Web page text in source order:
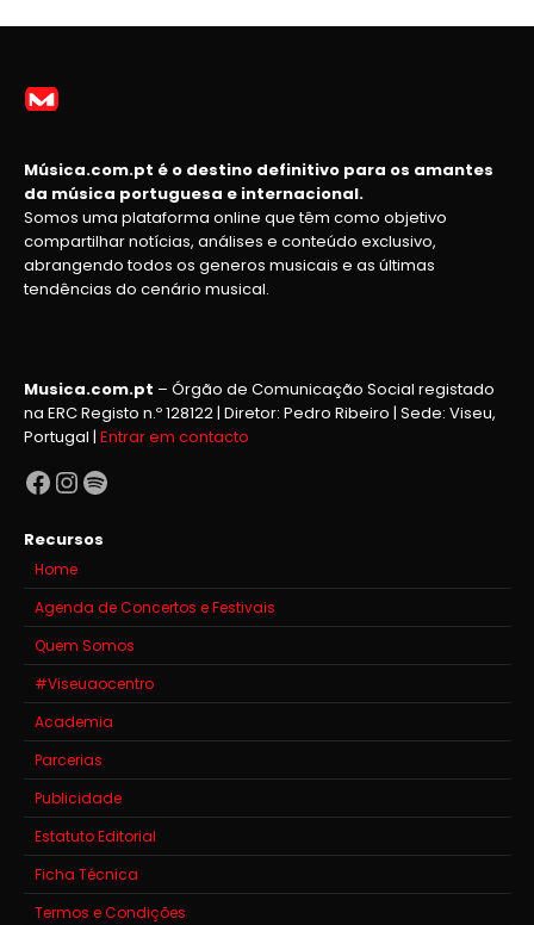
Música.com.pt é o destino definitivo para os amantes
da música portuguesa e internacional.
Somos uma plataforma online que têm como objetivo
compartilhar notícias, análises e conteúdo exclusivo,
abrangendo todos os generos musicais e as últimas
tendências do cenário musical.
Musica.com.pt – Órgão de Comunicação Social registado
na ERC Registo n.º 128122 | Diretor: Pedro Ribeiro | Sede: Viseu,
Portugal | Entrar em contacto
Facebook
Instagram
Spotify
Recursos
Home
Agenda de Concertos e Festivais
Quem Somos
#Viseuaocentro
Academia
Parcerias
Publicidade
Estatuto Editorial
Ficha Técnica
Termos e Condições